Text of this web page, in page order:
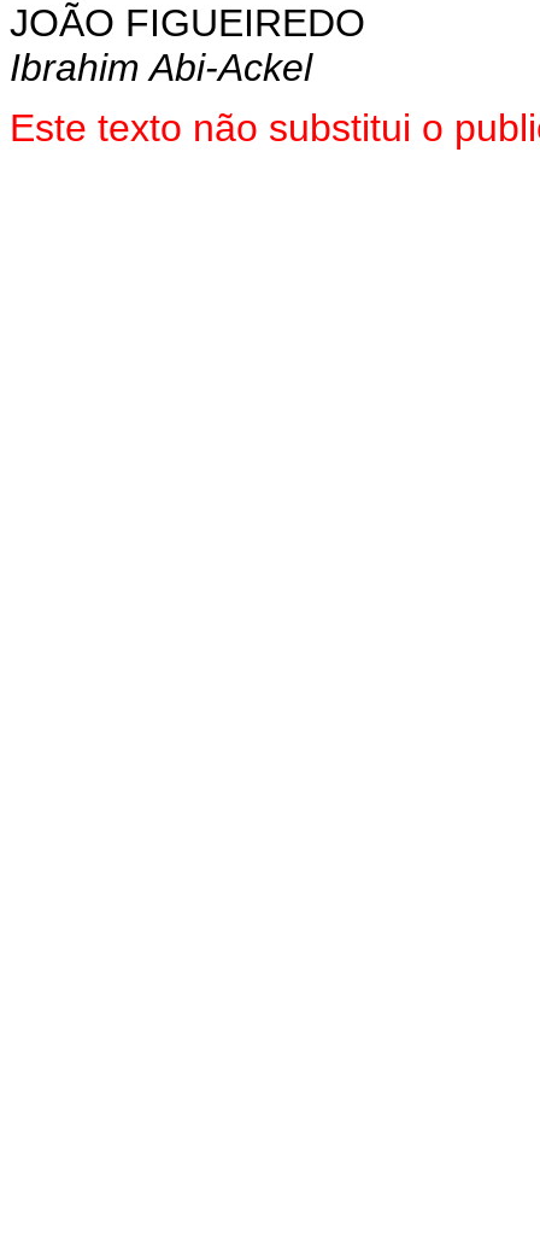
JOÃO FIGUEIREDO
Ibrahim Abi-Ackel
Este texto não substitui o